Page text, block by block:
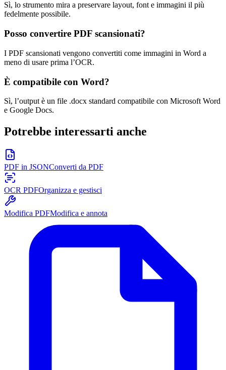
Sì, lo strumento mira a preservare layout, font e immagini il più
fedelmente possibile.
Posso convertire PDF scansionati?
I PDF scansionati vengono convertiti come immagini in Word a
meno di usare prima l’OCR.
È compatibile con Word?
Sì, l’output è un file .docx standard compatibile con Microsoft Word
e Google Docs.
Potrebbe interessarti anche
PDF in JSONConverti da PDF
OCR PDFOrganizza e gestisci
Modifica PDFModifica e annota